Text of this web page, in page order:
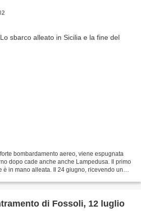
bombardamento aereo, viene espugnata
dopo cade anche anche Lampedusa. Il primo
è in mano alleata. Il 24 giugno, ricevendo un
di Fossoli, 12 luglio